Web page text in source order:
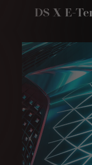
DS X E-